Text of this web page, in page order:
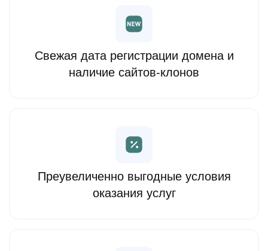
Свежая дата регистрации домена и
наличие сайтов-клонов
Преувеличенно выгодные условия
оказания услуг